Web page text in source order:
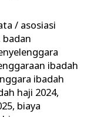
/ asosiasi
badan
ibadah
ibadah
haji 2024,
, biaya